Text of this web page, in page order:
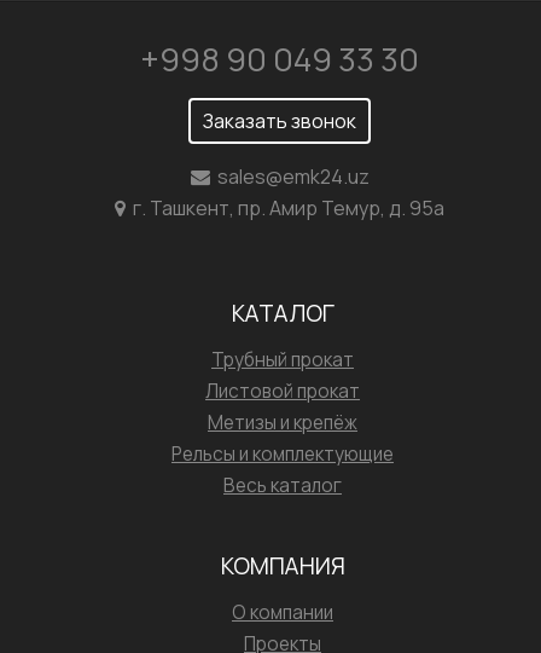
+998 90 049 33 30
Заказать звонок
sales@emk24.uz
г. Ташкент, пр. Амир Темур, д. 95а
КАТАЛОГ
Трубный прокат
Листовой прокат
Метизы и крепёж
Рельсы и комплектующие
Весь каталог
КОМПАНИЯ
О компании
Проекты